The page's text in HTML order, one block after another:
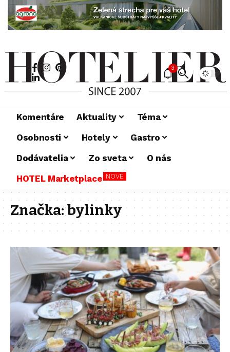
3
Komentáre Aktuality
Téma
Osobnosti
Hotely
Gastro
Dodávatelia
Zo sveta
O nás
HOTEL Marketplace NOVÉ
Značka:bylinky